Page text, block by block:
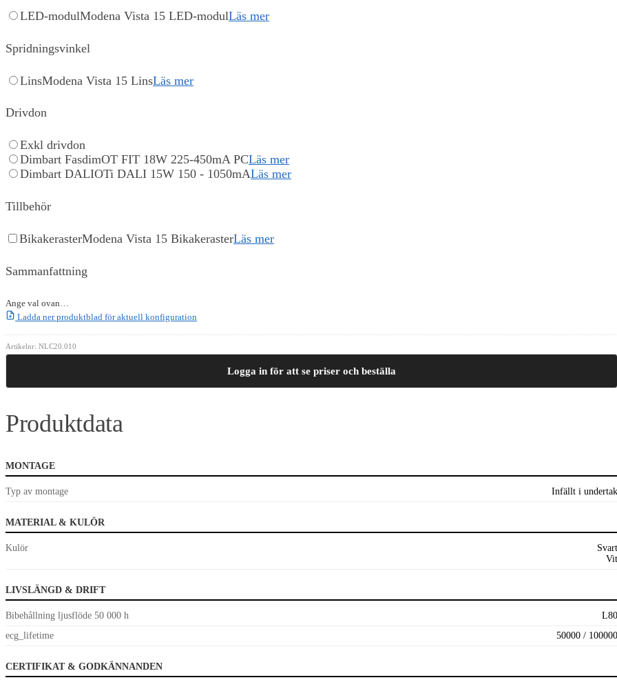
LED-modulModena Vista 15 LED-modulLäs mer
Spridningsvinkel
LinsModena Vista 15 LinsLäs mer
Drivdon
Exkl drivdon
Dimbart FasdimOT FIT 18W 225-450mA PCLäs mer
Dimbart DALIOTi DALI 15W 150 - 1050mALäs mer
Tillbehör
BikakerasterModena Vista 15 BikakerasterLäs mer
Sammanfattning
Ange val ovan…
Ladda ner produktblad för aktuell konfiguration
Artikelnr: NLC20.010
Logga in för att se priser och beställa
Produktdata
MONTAGE
Typ av montage Infällt i undertak
MATERIAL & KULÖR
Kulör
Svart
Vit
LIVSLÄNGD & DRIFT
Bibehållning ljusflöde 50 000 h
L80
ecg_lifetime
50000 / 100000
CERTIFIKAT & GODKÄNNANDEN